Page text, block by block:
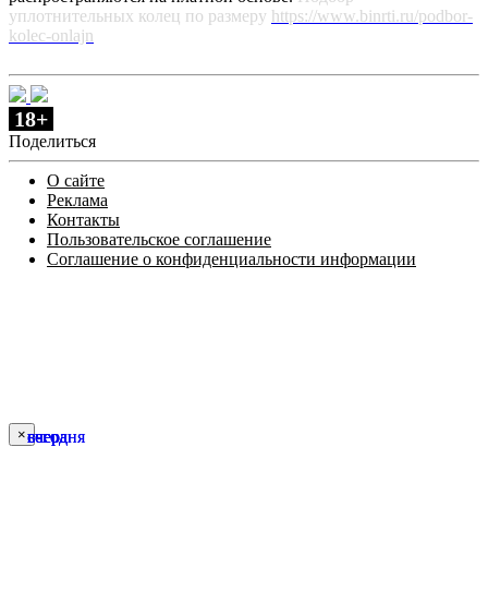
сегодня
сегодня
вчера
вчера
вчера
уплотнительных колец по размеру https://www.binrti.ru/podbor-
kolec-onlajn
18+
Поделиться
О сайте
Реклама
Контакты
Пользовательское соглашение
Соглашение о конфиденциальности информации
×